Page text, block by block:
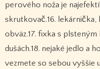
perového noža je
skrutkovač.16.
obväz.17. fixka s
dušách.18. nejaké jedlo a
vezmete so sebou vyššie